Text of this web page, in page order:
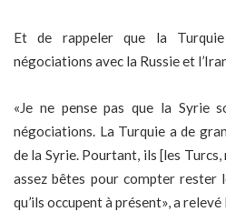
Et de rappeler que la
négociations avec la Russie et
«Je ne pense pas que la Syrie
négociations. La Turquie a de
de la Syrie. Pourtant, ils [les
assez bêtes pour compter rester
qu’ils occupent à présent», a relevé